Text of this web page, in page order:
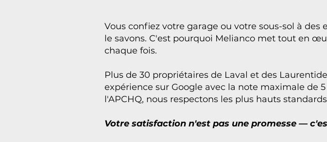
Vous confiez votre garage ou votre sous-sol à
le savons. C'est pourquoi Melianco met tout en
chaque fois.
Plus de 30 propriétaires de Laval et des
expérience sur Google avec la note maximale de
l'APCHQ, nous respectons les plus hauts
Votre satisfaction n'est pas une promesse —